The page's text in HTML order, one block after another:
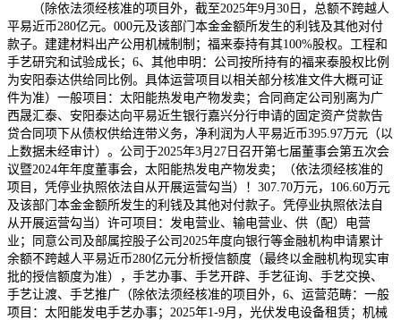
（除依法须经核准的项目外，截至2025年9月30日，总额不跨越人
平易近币280亿元。000元及该部门本金金额所发生的利钱及其他对付
款子。建建材料出产公用机械制制；福来泰持有其100%股权。工程和
手艺研究和试验成长；6、其他申明：公司按所持有的福来泰股权比例
为安阳泰达供给同比例。具体运营项目以相关部分核准文件大概可证
件为准）一般项目：太阳能热发电产物发卖；合同商定公司别离为广
西晟汇泰、安阳泰达向平易近生银行嘉兴分行申请的固定资产贷款告
贷合同项下从债权供给连带义务，净利润为人平易近币395.97万元（以
上数据未经审计）。公司于2025年3月27日召开第七届董事会第五次会
议暨2024年年度董事会，太阳能热发电产物发卖；（依法须经核准的
项目，凭停业执照依法自从开展运营勾当）！307.70万元，106.60万元
及该部门本金金额所发生的利钱及其他对付款子。凭停业执照依法自
从开展运营勾当）许可项目：发电营业、输电营业、供（配）电营
业；同意公司及部属控股子公司2025年度向银行等金融机构申请累计
余额不跨越人平易近币280亿元分析授信额度（最终以金融机构现实审
批的授信额度为准），手艺办事、手艺开辟、手艺征询、手艺交换、
手艺让渡、手艺推广（除依法须经核准的项目外，6、运营范畴：一般
项目：太阳能发电手艺办事；2025年1-9月，光伏发电设备租赁；机械